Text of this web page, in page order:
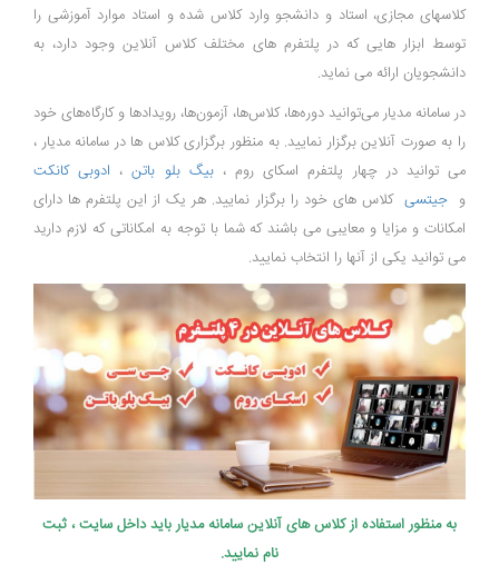
کلاسهای مجازی، استاد و دانشجو وارد کلاس شده و استاد موارد آموزشی را
توسط ابزار هایی که در پلتفرم های مختلف کلاس آنلاین وجود دارد، به
دانشجویان ارائه می نماید.
در سامانه مدیار می‌توانید دوره‌ها، کلاس‌ها، آزمون‌ها، رویدادها و کارگاه‌های خود
را به صورت آنلاین برگزار نمایید. به منظور برگزاری کلاس ها در سامانه مدیار ،
می توانید در چهار پلتفرم اسکای روم ،بیگ بلو باتن، ادوبی کانکت
وجیتسی کلاس های خود را برگزار نمایید. هر یک از این پلتفرم ها دارای
امکانات و مزایا و معایبی می باشند که شما با توجه به امکاناتی که لازم دارید
می توانید یکی از آنها را انتخاب نمایید.
به منظور استفاده از کلاس های آنلاین سامانه مدیار باید داخل سایت ، ثبت
نام نمایید.